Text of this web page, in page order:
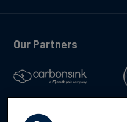
Our Partners